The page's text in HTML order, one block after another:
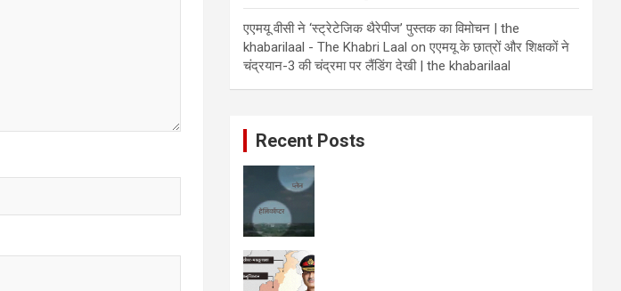
एएमयू वीसी ने ‘स्ट्रेटेजिक थैरेपीज’ पुस्तक का विमोचन | the
khabarilaal - The Khabri Laal onएएमयू के छात्रों और शिक्षकों ने
चंद्रयान-3 की चंद्रमा पर लैंडिंग देखी | the khabarilaal
Recent Posts